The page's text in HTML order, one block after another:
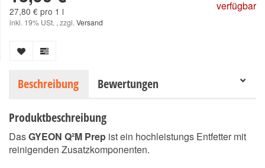
27,80 € pro 1 l
inkl. 19% USt. , zzgl. Versand
verfügbar
Beschreibung Bewertungen
Produktbeschreibung
DasGYEON Q²M Prep ist ein hochleistungs Entfetter mit
reinigenden Zusatzkomponenten.